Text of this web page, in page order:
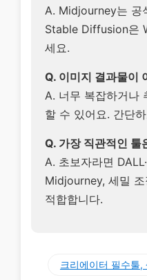
A. Midjourney는 공
Stable Diffusion은
세요.
Q. 이미지 결과물이
A. 너무 복잡하거나
할 수 있어요. 간단
Q. 가장 직관적인 툴
A. 초보자라면
Midjourney, 세밀
적합합니다.
크리에이터 필수툴